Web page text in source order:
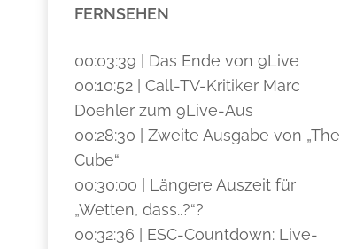
FERNSEHEN
00:03:39 | Das Ende von 9Live
00:10:52 | Call-TV-Kritiker Marc
Doehler zum 9Live-Aus
00:28:30 | Zweite Ausgabe von „The
Cube“
00:30:00 | Längere Auszeit für
„Wetten, dass..?“?
00:32:36 | ESC-Countdown: Live-